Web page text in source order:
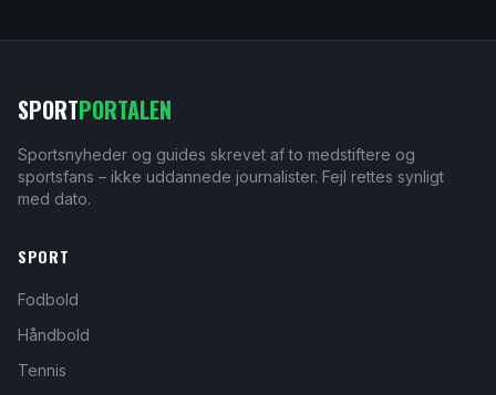
SPORTPORTALEN
Sportsnyheder og guides skrevet af to medstiftere og
sportsfans – ikke uddannede journalister. Fejl rettes synligt
med dato.
SPORT
Fodbold
Håndbold
Tennis